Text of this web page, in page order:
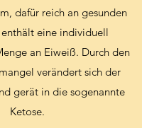
dafür reich an gesunden
eine individuell
an Eiweiß. Durch den
verändert sich der
gerät in die sogenannte
Ketose.